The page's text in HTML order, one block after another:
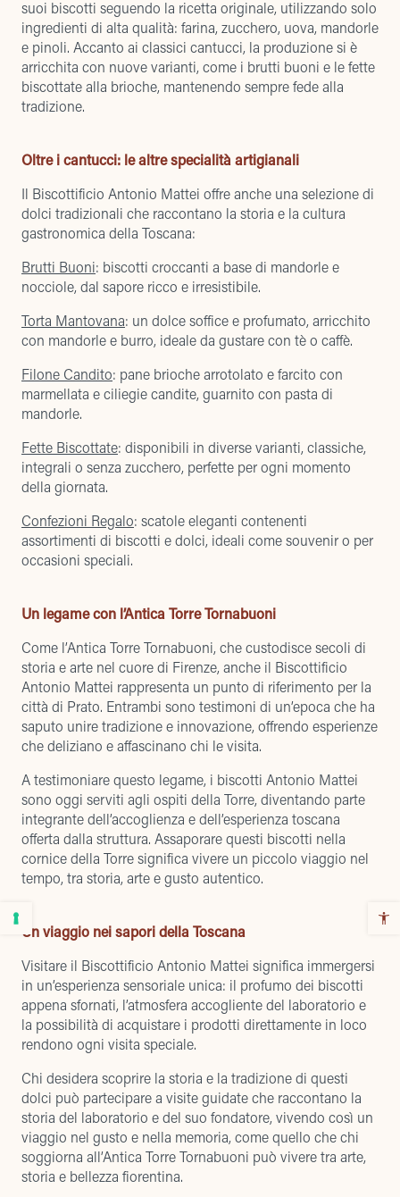
suoi biscotti seguendo la ricetta originale, utilizzando solo
ingredienti di alta qualità: farina, zucchero, uova, mandorle
e pinoli. Accanto ai classici cantucci, la produzione si è
arricchita con nuove varianti, come i brutti buoni e le fette
biscottate alla brioche, mantenendo sempre fede alla
tradizione.
Oltre i cantucci: le altre specialità artigianali
Il Biscottificio Antonio Mattei offre anche una selezione di
dolci tradizionali che raccontano la storia e la cultura
gastronomica della Toscana:
Brutti Buoni: biscotti croccanti a base di mandorle e
nocciole, dal sapore ricco e irresistibile.
Torta Mantovana: un dolce soffice e profumato, arricchito
con mandorle e burro, ideale da gustare con tè o caffè.
Filone Candito: pane brioche arrotolato e farcito con
marmellata e ciliegie candite, guarnito con pasta di
mandorle.
Fette Biscottate: disponibili in diverse varianti, classiche,
integrali o senza zucchero, perfette per ogni momento
della giornata.
Confezioni Regalo: scatole eleganti contenenti
assortimenti di biscotti e dolci, ideali come souvenir o per
occasioni speciali.
Un legame con l’Antica Torre Tornabuoni
Come l’Antica Torre Tornabuoni, che custodisce secoli di
storia e arte nel cuore di Firenze, anche il Biscottificio
Antonio Mattei rappresenta un punto di riferimento per la
città di Prato. Entrambi sono testimoni di un’epoca che ha
saputo unire tradizione e innovazione, offrendo esperienze
che deliziano e affascinano chi le visita.
A testimoniare questo legame, i biscotti Antonio Mattei
sono oggi serviti agli ospiti della Torre, diventando parte
integrante dell’accoglienza e dell’esperienza toscana
offerta dalla struttura. Assaporare questi biscotti nella
cornice della Torre significa vivere un piccolo viaggio nel
tempo, tra storia, arte e gusto autentico.
Un viaggio nei sapori della Toscana
Visitare il Biscottificio Antonio Mattei significa immergersi
in un’esperienza sensoriale unica: il profumo dei biscotti
appena sfornati, l’atmosfera accogliente del laboratorio e
la possibilità di acquistare i prodotti direttamente in loco
rendono ogni visita speciale.
Chi desidera scoprire la storia e la tradizione di questi
dolci può partecipare a visite guidateche raccontano la
storia del laboratorio e del suo fondatore, vivendo così un
viaggio nel gusto e nella memoria, come quello che chi
soggiorna all’Antica Torre Tornabuoni può vivere tra arte,
storia e bellezza fiorentina.